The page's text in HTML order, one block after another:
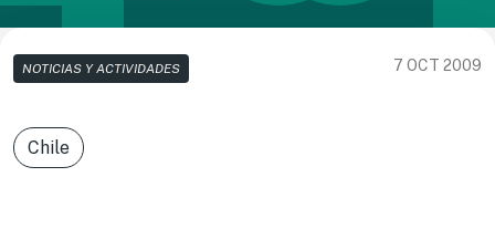
NOTICIAS Y ACTIVIDADES 7 OCT 2009
Chile